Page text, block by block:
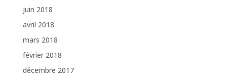
juin 2018
avril 2018
mars 2018
février 2018
décembre 2017